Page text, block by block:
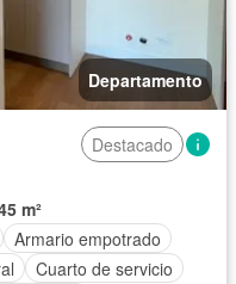
Departamento
Destacado
m²
Armario empotrado
Cuarto de servicio